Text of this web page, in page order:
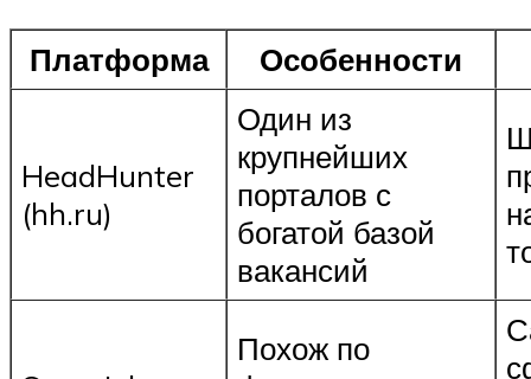
Платформа Особенности
HeadHunter
(hh.ru)
Один из
крупнейших
порталов с
богатой базой
вакансий
Похож по